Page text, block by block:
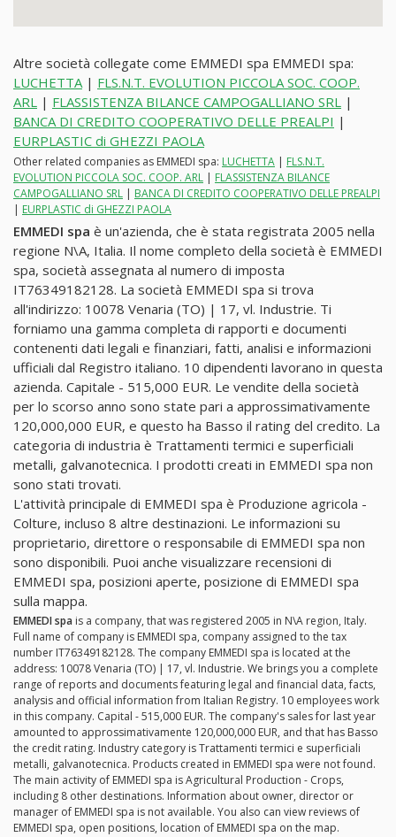
Altre società collegate come EMMEDI spa EMMEDI spa:
LUCHETTA| FLS.N.T. EVOLUTION PICCOLA SOC. COOP.
ARL | FLASSISTENZA BILANCE CAMPOGALLIANO SRL |
BANCA DI CREDITO COOPERATIVO DELLE PREALPI |
EURPLASTIC di GHEZZI PAOLA
Other related companies as EMMEDI spa: LUCHETTA | FLS.N.T.
EVOLUTION PICCOLA SOC. COOP. ARL | FLASSISTENZA BILANCE
CAMPOGALLIANO SRL | BANCA DI CREDITO COOPERATIVO DELLE PREALPI
| EURPLASTIC di GHEZZI PAOLA
EMMEDI spa è un'azienda, che è stata registrata 2005 nella
regione N\A, Italia. Il nome completo della società è EMMEDI
spa, società assegnata al numero di imposta
IT76349182128. La società EMMEDI spa si trova
all'indirizzo: 10078 Venaria (TO) | 17, vl. Industrie. Ti
forniamo una gamma completa di rapporti e documenti
contenenti dati legali e finanziari, fatti, analisi e informazioni
ufficiali dal Registro italiano. 10 dipendenti lavorano in questa
azienda. Capitale - 515,000 EUR. Le vendite della società
per lo scorso anno sono state pari a approssimativamente
120,000,000 EUR, e questo ha Basso il rating del credito. La
categoria di industria è Trattamenti termici e superficiali
metalli, galvanotecnica. I prodotti creati in EMMEDI spa non
sono stati trovati.
L'attività principale di EMMEDI spa è Produzione agricola -
Colture, incluso 8 altre destinazioni. Le informazioni su
proprietario, direttore o responsabile di EMMEDI spa non
sono disponibili. Puoi anche visualizzare recensioni di
EMMEDI spa, posizioni aperte, posizione di EMMEDI spa
sulla mappa.
EMMEDI spa is a company, that was registered 2005 in N\A region, Italy.
Full name of company is EMMEDI spa, company assigned to the tax
number IT76349182128. The company EMMEDI spa is located at the
address: 10078 Venaria (TO) | 17, vl. Industrie. We brings you a complete
range of reports and documents featuring legal and financial data, facts,
analysis and official information from Italian Registry. 10 employees work
in this company. Capital - 515,000 EUR. The company's sales for last year
amounted to approssimativamente 120,000,000 EUR, and that has Basso
the credit rating. Industry category is Trattamenti termici e superficiali
metalli, galvanotecnica. Products created in EMMEDI spa were not found.
The main activity of EMMEDI spa is Agricultural Production - Crops,
including 8 other destinations. Information about owner, director or
manager of EMMEDI spa is not available. You also can view reviews of
EMMEDI spa, open positions, location of EMMEDI spa on the map.